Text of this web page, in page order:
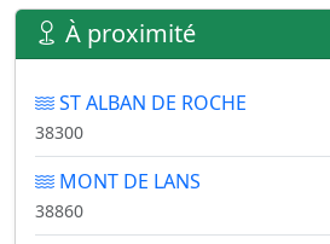
À proximité
ST ALBAN DE ROCHE
38300
MONT DE LANS
38860